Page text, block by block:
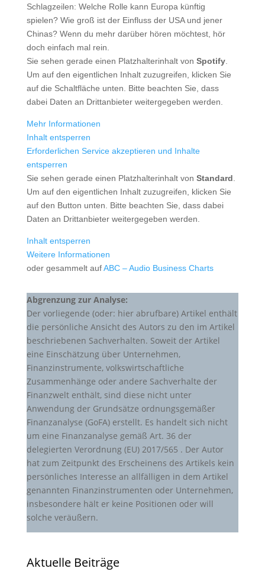
Schlagzeilen: Welche Rolle kann Europa künftig
spielen? Wie groß ist der Einfluss der USA und jener
Chinas? Wenn du mehr darüber hören möchtest, hör
doch einfach mal rein.
Sie sehen gerade einen Platzhalterinhalt von Spotify.
Um auf den eigentlichen Inhalt zuzugreifen, klicken Sie
auf die Schaltfläche unten. Bitte beachten Sie, dass
dabei Daten an Drittanbieter weitergegeben werden.
Mehr Informationen
Inhalt entsperren
Erforderlichen Service akzeptieren und Inhalte
entsperren
Sie sehen gerade einen Platzhalterinhalt von Standard
Um auf den eigentlichen Inhalt zuzugreifen, klicken Sie
auf den Button unten. Bitte beachten Sie, dass dabei
Daten an Drittanbieter weitergegeben werden.
Inhalt entsperren
Weitere Informationen
oder gesammelt aufABC – Audio Business Charts
Abgrenzung zur Analyse:
Der vorliegende (oder: hier abrufbare) Artikel enthält
die persönliche Ansicht des Autors zu den im Artikel
beschriebenen Sachverhalten. Soweit der Artikel
eine Einschätzung über Unternehmen,
Finanzinstrumente, volkswirtschaftliche
Zusammenhänge oder andere Sachverhalte der
Finanzwelt enthält, sind diese nicht unter
Anwendung der Grundsätze ordnungsgemäßer
Finanzanalyse (GoFA) erstellt. Es handelt sich nicht
um eine Finanzanalyse gemäß Art. 36 der
delegierten Verordnung (EU) 2017/565 . Der Autor
hat zum Zeitpunkt des Erscheinens des Artikels kein
persönliches Interesse an allfälligen in dem Artikel
genannten Finanzinstrumenten oder Unternehmen,
insbesondere hält er keine Positionen oder will
solche veräußern.
Aktuelle Beiträge